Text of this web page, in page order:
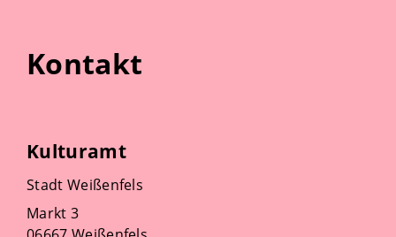
Kontakt
Kulturamt
Stadt Weißenfels
Markt 3